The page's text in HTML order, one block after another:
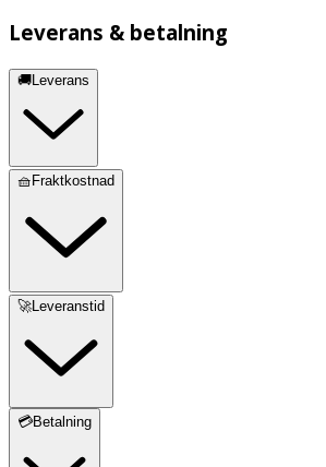
Leverans & betalning
🚚Leverans
🧺Fraktkostnad
🚀Leveranstid
💳Betalning